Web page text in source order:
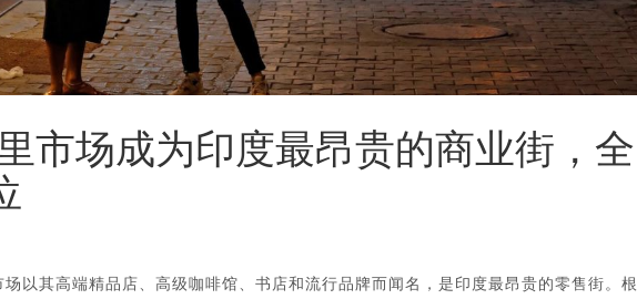
市场成为印度最昂贵的商业街，全
以其高端精品店、高级咖啡馆、书店和流行品牌而闻名，是印度最昂贵的零售街。根